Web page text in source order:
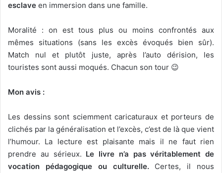
esclave en immersion dans une famille.
Moralité : on est tous plus ou moins confrontés aux
mêmes situations (sans les excès évoqués bien sûr).
Match nul et plutôt juste, après l’auto dérision, les
touristes sont aussi moqués. Chacun son tour 😉
Mon avis :
Les dessins sont sciemment caricaturaux et porteurs de
clichés par la généralisation et l’excès, c’est de là que vient
l’humour. La lecture est plaisante mais il ne faut rien
prendre au sérieux. Le livre n’a pas véritablement de
vocation pédagogique ou culturelle.Certes, il nous